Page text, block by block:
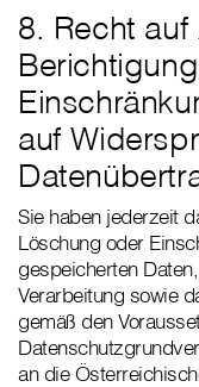
8. Recht auf
auf
Sie haben jederzeit
Löschung oder
gespeicherten
Verarbeitung sowie
gemäß den
an die